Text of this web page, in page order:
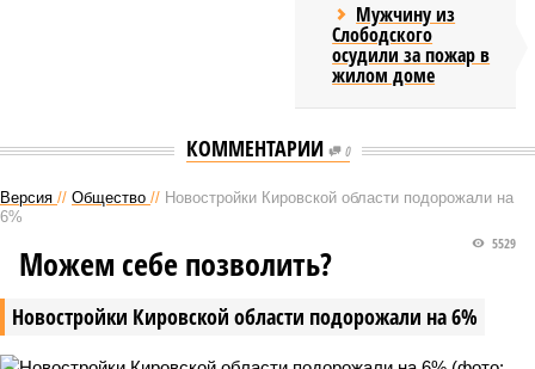
Мужчину из
Слободского
осудили за пожар в
жилом доме
КОММЕНТАРИИ 0
Версия // Общество // Новостройки Кировской области подорожали на
6%
Новостройки Кировской области подорожали на 6%
5529
Можем себе позволить?